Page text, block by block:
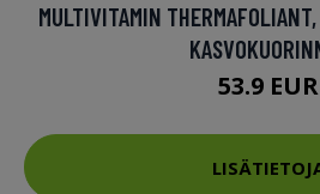
MULTIVITAMIN
53.9 EUR